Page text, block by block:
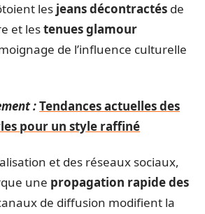
les jeans décontractés de
et lestenues glamour
de l’influence culturelle
:Tendances actuelles des
pour un style raffiné
et des réseaux sociaux,
une propagation rapide des
de diffusion modifient la